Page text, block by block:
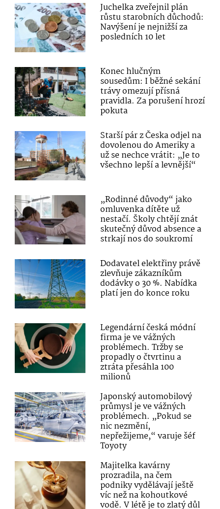
Juchelka zveřejnil plán
růstu starobních důchodů:
Navýšení je nejnižší za
posledních 10 let
Konec hlučným
sousedům: I běžné sekání
trávy omezují přísná
pravidla. Za porušení hrozí
pokuta
Starší pár z Česka odjel na
dovolenou do Ameriky a
už se nechce vrátit: „Je to
všechno lepší a levnější“
„Rodinné důvody“ jako
omluvenka dítěte už
nestačí. Školy chtějí znát
skutečný důvod absence a
strkají nos do soukromí
Dodavatel elektřiny právě
zlevňuje zákazníkům
dodávky o 30 %. Nabídka
platí jen do konce roku
Legendární česká módní
firma je ve vážných
problémech. Tržby se
propadly o čtvrtinu a
ztráta přesáhla 100
milionů
Japonský automobilový
průmysl je ve vážných
problémech. „Pokud se
nic nezmění,
nepřežijeme,“ varuje šéf
Toyoty
Majitelka kavárny
prozradila, na čem
podniky vydělávají ještě
víc než na kohoutkové
vodě. V létě je to zlatý důl